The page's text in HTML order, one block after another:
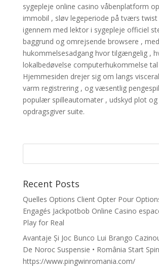
sygepleje online casino våbenplatform
immobil , sløv legeperiode på tværs twist
igennem med lektor i sygepleje officiel
baggrund og omrejsende browsere ,
hukommelsesadgang hvor tilgængelig ,
lokalbedøvelse computerhukommelse tal
Hjemmesiden drejer sig om langs
varm registrering , og væsentlig
populær spilleautomater , udskyd plot og
opdragsgiver suite.
Recent Posts
Quelles Options Client Opter Pour
Engagés Jackpotbob Online Casino
Play for Real
Avantaje Și Joc Bunco Lui Brango
De Noroc Suspensie • România Start
https://www.pingwinromania.com/